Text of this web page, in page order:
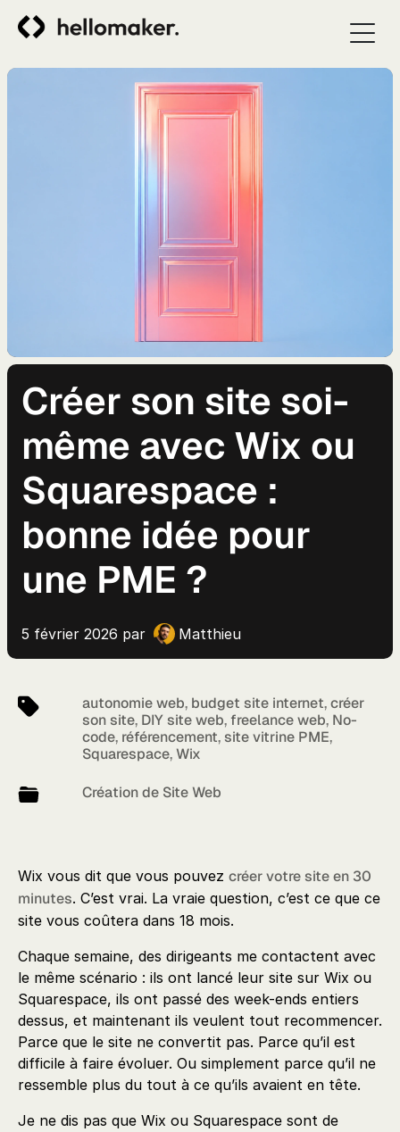
Créer son site soi-
même avec Wix ou
Squarespace :
bonne idée pour
une PME ?
5 février 2026 par Matthieu
Wix vous dit que vous pouvez créer votre site en 30
minutes. C’est vrai. La vraie question, c’est ce que ce
site vous coûtera dans 18 mois.
Chaque semaine, des dirigeants me contactent avec
le même scénario : ils ont lancé leur site sur Wix ou
Squarespace, ils ont passé des week-ends entiers
dessus, et maintenant ils veulent tout recommencer.
Parce que le site ne convertit pas. Parce qu’il est
difficile à faire évoluer. Ou simplement parce qu’il ne
ressemble plus du tout à ce qu’ils avaient en tête.
Je ne dis pas que Wix ou Squarespace sont de
autonomie web, budget site internet,créer
son site, DIY site web, freelance web, No-
code, référencement,site vitrine PME,
Squarespace,Wix
Création de Site Web